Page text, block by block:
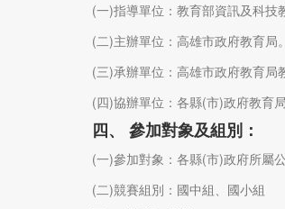
(一)指導單位：教育部資訊及科技
(二)主辦單位：高雄市政府教育局。
(三)承辦單位：高雄市政府教育局
(四)協辦單位：各縣(市)政府教育
四、 參加對象及組別：
(一)參加對象：各縣(市)政府所屬
(二)競賽組別：國中組、國小組